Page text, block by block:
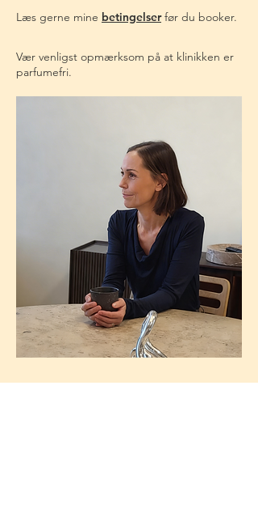
Læs gerne mine betingelserfør du booker.
Vær venligst opmærksom på at klinikken er
parfumefri.